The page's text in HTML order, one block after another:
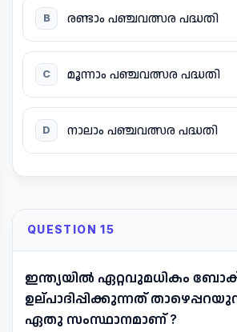
B രണ്ടാം പഞ്ചവത്സര പദ്ധതി
C മൂന്നാം പഞ്ചവത്സര പദ്ധതി
D നാലാം പഞ്ചവത്സര പദ്ധതി
QUESTION 15
ഇന്ത്യയിൽ ഏറ്റവുമധികം
ഉല്പാദിപ്പിക്കുന്നത്
ഏതു സംസ്ഥാനമാണ് ?